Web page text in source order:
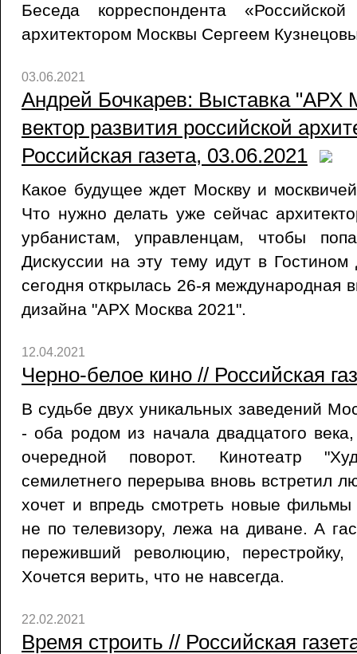
Беседа корреспондента
архитектором Москвы Сергеем
03.06.2021
Андрей Бочкарев: Выставка "АРХ
вектор развития российской
Российская газета, 03.06.2021
Какое будущее ждет Москву и
Что нужно делать уже сейчас
урбанистам, управленцам, чтобы
Дискуссии на эту тему идут в
сегодня открылась 26-я международная
дизайна "АРХ Москва 2021".
12.04.2021
Черно-белое кино // Российская
В судьбе двух уникальных заведений
- оба родом из начала двадцатого
очередной поворот. Кинотеатр
семилетнего перерыва вновь встретил
хочет и впредь смотреть новые
не по телевизору, лежа на диване. А
переживший революцию,
Хочется верить, что не навсегда.
22.02.2021
Время строить // Российская